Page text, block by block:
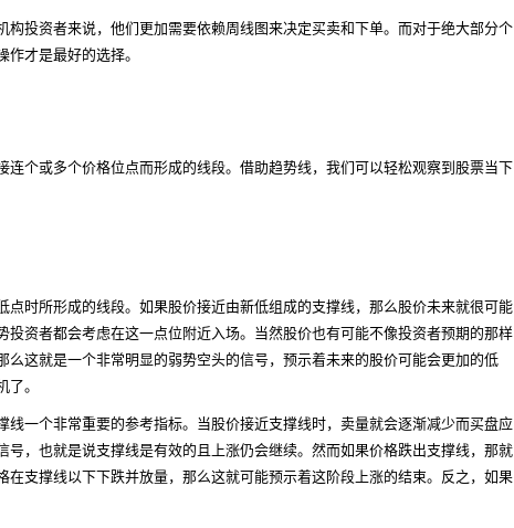
构投资者来说，他们更加需要依赖周线图来决定买卖和下单。而对于绝大部分个
才是最好的选择。
连个或多个价格位点而形成的线段。借助趋势线，我们可以轻松观察到股票当下
点时所形成的线段。如果股价接近由新低组成的支撑线，那么股价未来就很可能
投资者都会考虑在这一点位附近入场。当然股价也有可能不像投资者预期的那样
么这就是一个非常明显的弱势空头的信号，预示着未来的股价可能会更加的低
。
线一个非常重要的参考指标。当股价接近支撑线时，卖量就会逐渐减少而买盘应
号，也就是说支撑线是有效的且上涨仍会继续。然而如果价格跌出支撑线，那就
在支撑线以下下跌并放量，那么这就可能预示着这阶段上涨的结束。反之，如果